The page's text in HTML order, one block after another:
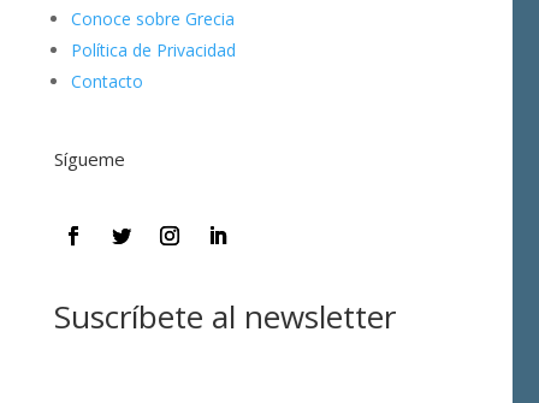
Conoce sobre Grecia
Política de Privacidad
Contacto
Sígueme
Suscríbete al newsletter